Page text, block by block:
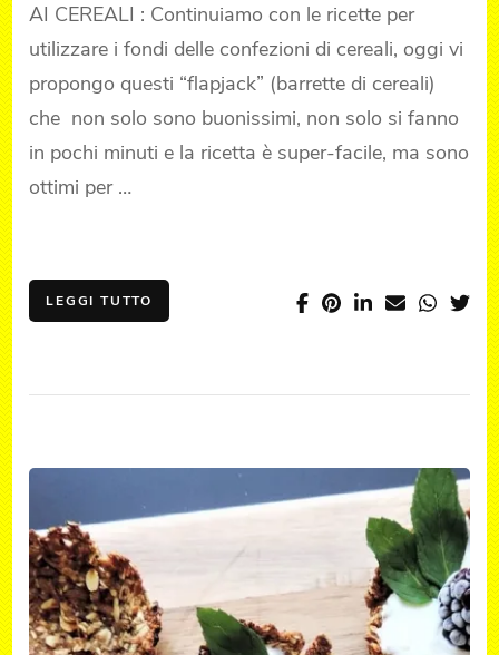
AI CEREALI : Continuiamo con le ricette per
utilizzare i fondi delle confezioni di cereali, oggi vi
propongo questi “flapjack” (barrette di cereali)
che non solo sono buonissimi, non solo si fanno
in pochi minuti e la ricetta è super-facile, ma sono
ottimi per …
LEGGI TUTTO